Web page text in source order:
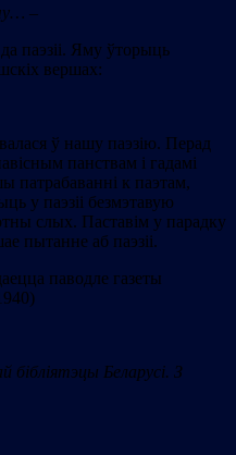
–
паэзіі. Яму ўторыць
вершах:
ў нашу паэзію. Перад
панствам і гадамі
патрабаванні к паэтам,
у паэзіі безмэтавую
слых. Паставім у парадку
пытанне аб паэзіі.
паводле газеты
бібліятэцы Беларусі. З